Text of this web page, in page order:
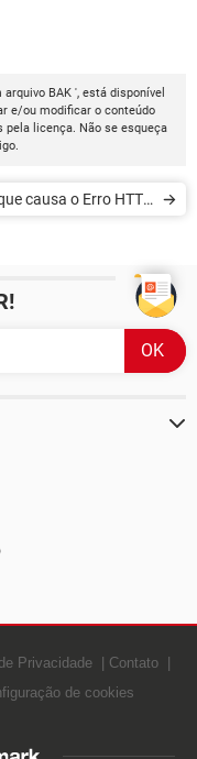
BAK ', está disponível
e/ou modificar o conteúdo
licença. Não se esqueça
causa o Erro HTTP
Privacidade
Contato
de cookies